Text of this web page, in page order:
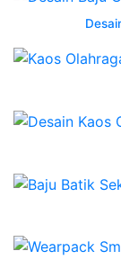
kerja
teknisi
wearpack
smk
terbaik
termurah
2023